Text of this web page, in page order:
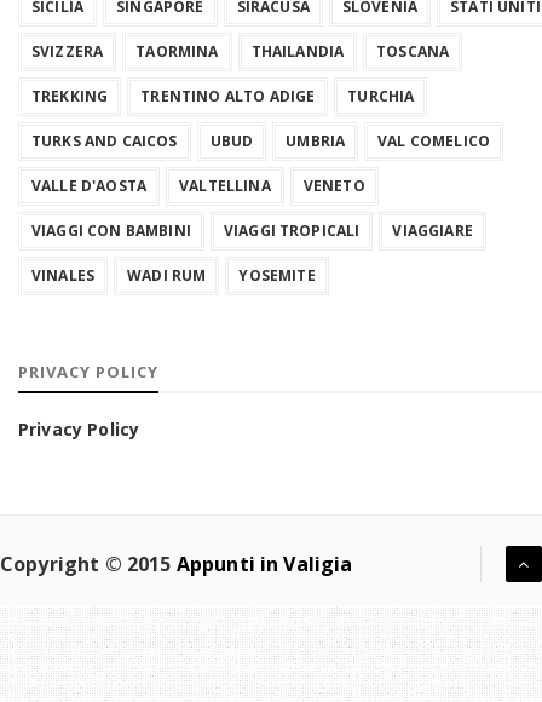
SICILIA SINGAPORE SIRACUSA SLOVENIA STATI UNITI
SVIZZERA TAORMINA THAILANDIA TOSCANA
TREKKING TRENTINO ALTO ADIGE TURCHIA
TURKS AND CAICOS UBUD UMBRIA VAL COMELICO
VALLE D'AOSTA VALTELLINA VENETO
VIAGGI CON BAMBINI VIAGGI TROPICALI VIAGGIARE
VINALES WADI RUM YOSEMITE
PRIVACY POLICY
Privacy Policy
Copyright © 2015 Appunti in Valigia